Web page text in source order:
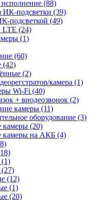
(88)
ИК-подсветки (39)
подсветкой (49)
LTE (24)
(1)
(60)
(42)
(2)
камера (1)
Wi-Fi (40)
+ виодеозвонок (2)
камеры (11)
оборудование (3)
камеры (20)
камеры на АКБ (4)
(1)
(27)
(12)
(1)
(20)